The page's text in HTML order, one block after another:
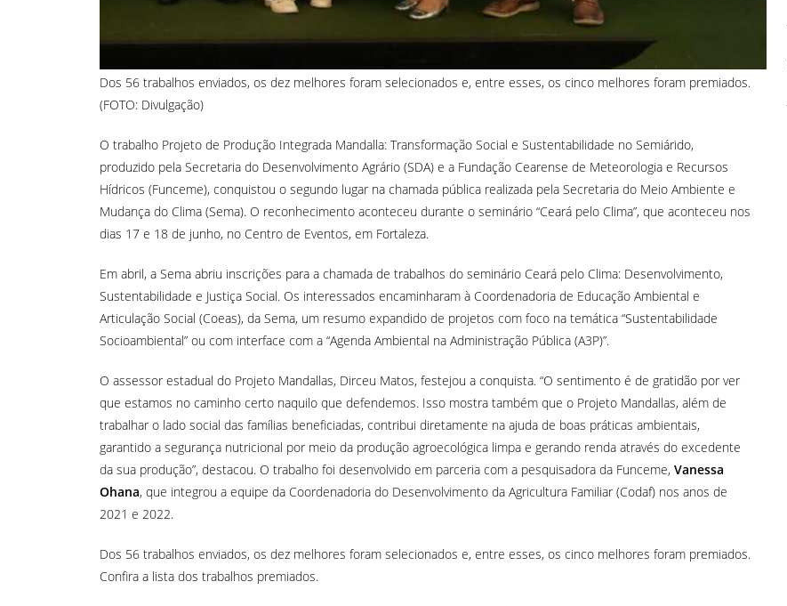
Dos 56 trabalhos enviados, os dez melhores foram selecionados e, entre esses, os cinco melhores foram premiados.
(FOTO: Divulgação)
O trabalho Projeto de Produção Integrada Mandalla: Transformação Social e Sustentabilidade no Semiárido,
produzido pela Secretaria do Desenvolvimento Agrário (SDA) e a Fundação Cearense de Meteorologia e Recursos
Hídricos (Funceme), conquistou o segundo lugar na chamada pública realizada pela Secretaria do Meio Ambiente e
Mudança do Clima (Sema). O reconhecimento aconteceu durante o seminário “Ceará pelo Clima”, que aconteceu nos
dias 17 e 18 de junho, no Centro de Eventos, em Fortaleza.
Em abril, a Sema abriu inscrições para a chamada de trabalhos do seminário Ceará pelo Clima: Desenvolvimento,
Sustentabilidade e Justiça Social. Os interessados encaminharam à Coordenadoria de Educação Ambiental e
Articulação Social (Coeas), da Sema, um resumo expandido de projetos com foco na temática “Sustentabilidade
Socioambiental” ou com interface com a “Agenda Ambiental na Administração Pública (A3P)”.
O assessor estadual do Projeto Mandallas, Dirceu Matos, festejou a conquista. “O sentimento é de gratidão por ver
que estamos no caminho certo naquilo que defendemos. Isso mostra também que o Projeto Mandallas, além de
trabalhar o lado social das famílias beneficiadas, contribui diretamente na ajuda de boas práticas ambientais,
garantido a segurança nutricional por meio da produção agroecológica limpa e gerando renda através do excedente
da sua produção”, destacou. O trabalho foi desenvolvido em parceria com a pesquisadora da Funceme, Vanessa
Ohana, que integrou a equipe da Coordenadoria do Desenvolvimento da Agricultura Familiar (Codaf) nos anos de
2021 e 2022.
Dos 56 trabalhos enviados, os dez melhores foram selecionados e, entre esses, os cinco melhores foram premiados.
Confira a lista dos trabalhos premiados.